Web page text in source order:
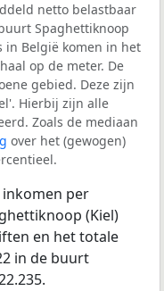
netto belastbaar
Spaghettiknoop
in België komen in het
op de meter. De
gebied. Deze zijn
Hierbij zijn alle
Zoals de mediaan
over het (gewogen)
per
(Kiel)
en het totale
in de buurt